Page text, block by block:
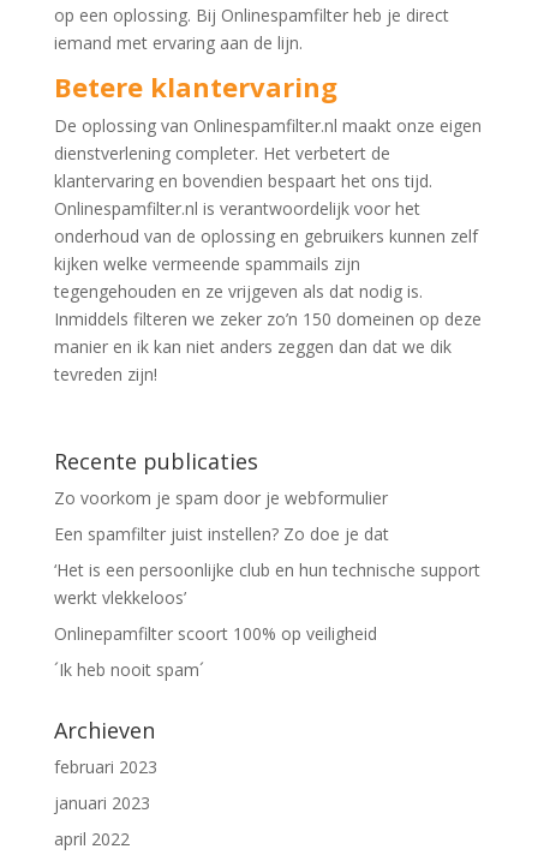
op een oplossing. Bij Onlinespamfilter heb je direct
iemand met ervaring aan de lijn.
Betere klantervaring
De oplossing van Onlinespamfilter.nl maakt onze eigen
dienstverlening completer. Het verbetert de
klantervaring en bovendien bespaart het ons tijd.
Onlinespamfilter.nl is verantwoordelijk voor het
onderhoud van de oplossing en gebruikers kunnen zelf
kijken welke vermeende spammails zijn
tegengehouden en ze vrijgeven als dat nodig is.
Inmiddels filteren we zeker zo’n 150 domeinen op deze
manier en ik kan niet anders zeggen dan dat we dik
tevreden zijn!
Recente publicaties
Zo voorkom je spam door je webformulier
Een spamfilter juist instellen? Zo doe je dat
‘Het is een persoonlijke club en hun technische support
werkt vlekkeloos’
Onlinepamfilter scoort 100% op veiligheid
´Ik heb nooit spam´
Archieven
februari 2023
januari 2023
april 2022